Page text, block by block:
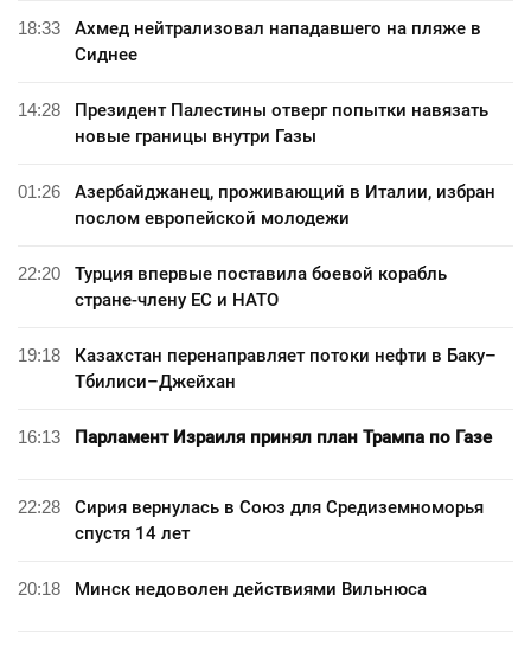
18:33
Ахмед нейтрализовал нападавшего на пляже в
Сиднее
14:28
Президент Палестины отверг попытки навязать
новые границы внутри Газы
01:26
Азербайджанец, проживающий в Италии, избран
послом европейской молодежи
22:20
Турция впервые поставила боевой корабль
стране-члену ЕС и НАТО
19:18
Казахстан перенаправляет потоки нефти в Баку–
Тбилиси–Джейхан
16:13 Парламент Израиля принял план Трампа по Газе
22:28
Сирия вернулась в Союз для Средиземноморья
спустя 14 лет
20:18 Минск недоволен действиями Вильнюса